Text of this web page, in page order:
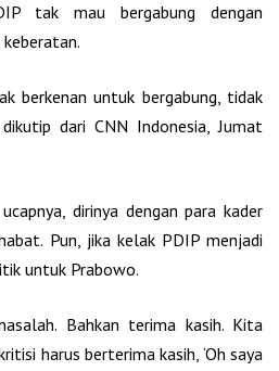
tak mau bergabung dengan
berkenan untuk bergabung, tidak
dari CNN Indonesia, Jumat
dirinya dengan para kader
Pun, jika kelak PDIP menjadi
untuk Prabowo.
Bahkan terima kasih. Kita
harus berterima kasih, ‘Oh saya